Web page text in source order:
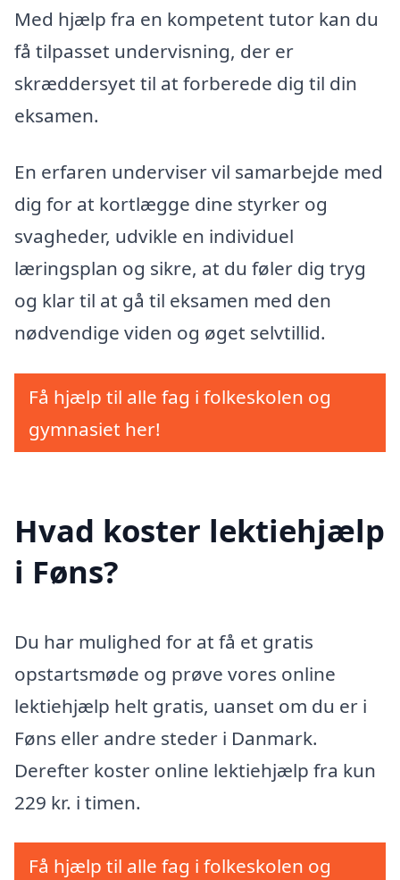
Med hjælp fra en kompetent tutor kan du
få tilpasset undervisning, der er
skræddersyet til at forberede dig til din
eksamen.
En erfaren underviser vil samarbejde med
dig for at kortlægge dine styrker og
svagheder, udvikle en individuel
læringsplan og sikre, at du føler dig tryg
og klar til at gå til eksamen med den
nødvendige viden og øget selvtillid.
Få hjælp til alle fag i folkeskolen og
gymnasiet her!
Hvad koster lektiehjælp
i Føns?
Du har mulighed for at få et gratis
opstartsmøde og prøve vores online
lektiehjælp helt gratis, uanset om du er i
Føns eller andre steder i Danmark.
Derefter koster online lektiehjælp fra kun
229 kr. i timen.
Få hjælp til alle fag i folkeskolen og